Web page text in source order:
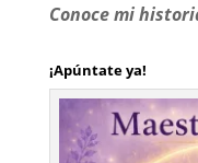
Conoce mi
¡Apúntate ya!